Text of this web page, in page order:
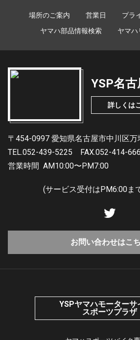
場所のご案内 営業日
プラ
ヤマハ部品情報検索
ヤマハ
YSP名
詳しくは
〒454-0997 愛知県名古屋市中川区万
TEL.052-439-5225
FAX.052-414-
営業時間 AM10:00〜PM7:00
(サービス受付はPM6:00ま
お問い合わせはこ
YSPヤマハモーターサ
スポーツプラザ